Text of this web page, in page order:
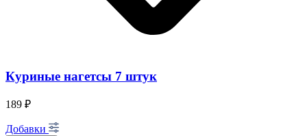
Куриные нагетсы 7 штук
189 ₽
Добавки